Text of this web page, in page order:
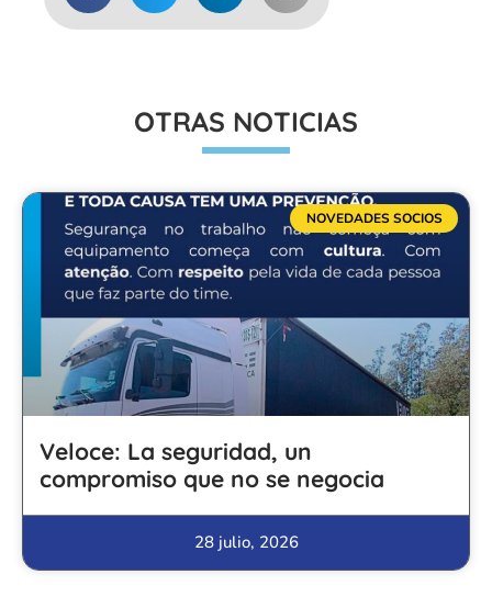
OTRAS NOTICIAS
NOVEDADES SOCIOS
Veloce: La seguridad, un
compromiso que no se negocia
28 julio, 2026